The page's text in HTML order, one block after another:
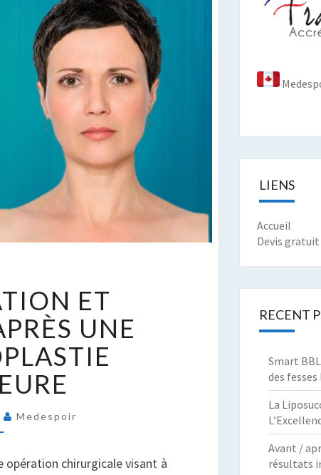
ET
UNE
Medespoir
opération chirurgicale visant à
LIENS
Accueil
Devis gratuit
RECENT
Smart
des fesses
La
Avant /
résultats